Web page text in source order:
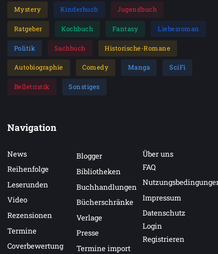
Mystery Kinderbuch Jugendbuch
Ratgeber Kochbuch Fantasy Liebesroman
Politik Sachbuch Historische-Romane
Autobiographie Comedy Manga SciFi
Belletristik Sonstiges
Navigation
News
Reihenfolge
Leserunden
Video
Rezensionen
Termine
Coverbewertung
Blogger
Bibliotheken
Buchhandlungen
Bücherschränke
Verlage
Presse
Termine import
Über uns
FAQ
Impressum
Datenschutz
Login
Registrieren